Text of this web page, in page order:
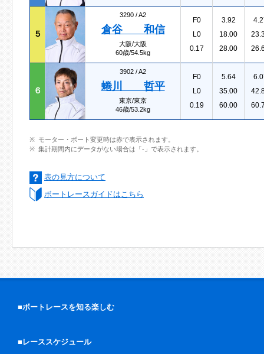
５
3290 /A2
倉谷 和信
大阪/大阪
60歳/54.5kg
F0
L0
0.17
3.92
18.00
28.00
６
3902 /A2
蜷川 哲平
東京/東京
46歳/53.2kg
F0
L0
0.19
5.64
35.00
60.00
モーター・ボート変更時は赤で表示されます。
集計期間内にデータがない場合は「-」で表示されます。
表の見方について
ボートレースガイドはこちら
■ボートレースを知る楽しむ
■レーススケジュール